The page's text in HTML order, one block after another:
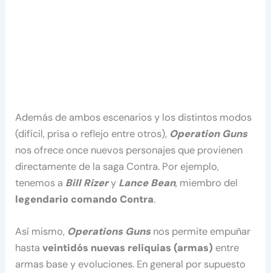
Además de ambos escenarios y los distintos modos
(difícil, prisa o reflejo entre otros), Operation Guns
nos ofrece once nuevos personajes que provienen
directamente de la saga Contra. Por ejemplo,
tenemos a Bill Rizery Lance Bean, miembro del
legendario comando Contra.
Así mismo, Operations Gunsnos permite empuñar
hastaveintidós nuevas reliquias (armas) entre
armas base y evoluciones. En general por supuesto